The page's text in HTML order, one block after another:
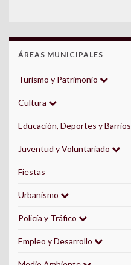
ÁREAS MUNICIPALES
Turismo y Patrimonio
Cultura
Educación, Deportes y Barrios
Juventud y Voluntariado
Fiestas
Urbanismo
Policía y Tráfico
Empleo y Desarrollo